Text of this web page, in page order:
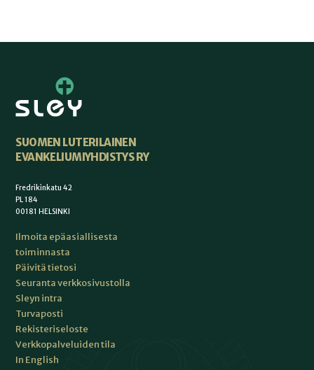
SUOMEN LUTERILAINEN
EVANKELIUMIYHDISTYS RY
Fredrikinkatu 42
PL 184
00181 HELSINKI
Ilmoita epäasiallisesta
toiminnasta
Päivitä tietosi
Seuranta verkkosivustolla
Sleyn intra
Turvaposti
Rekisteriseloste
Verkkopalveluiden tila
In English